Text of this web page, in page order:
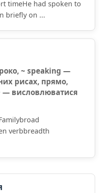
timeHe had spoken to
briefly on ...
~ speaking —
рисах, прямо,
— висловлюватися
verbbreadth